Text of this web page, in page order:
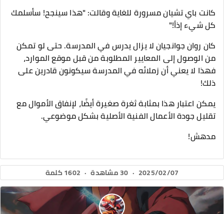
كانت باي تشيان مسرورة للغاية وقالت: "هذا سينجح! سأسلمك
كل شيء إذاً!"
كان روان جوانجيان لا يزال يدرس في المدرسة. حتى لو تمكن
من الوصول إلى المعايير المطلوبة من قبل موقع الموارد،
فهذا لا يعني أن زملائه في المدرسة سيكونون قادرين على
ذلك!
يمكن اعتبار هذا بمثابة ثغرة صغيرة أيضًا، لإنفاق الأموال مع
تقليل جودة الأعمال الفنية الأصلية بشكل موضوعي.
مدهش!
2025/02/07
· 30 مشاهدة · 1602 كلمة